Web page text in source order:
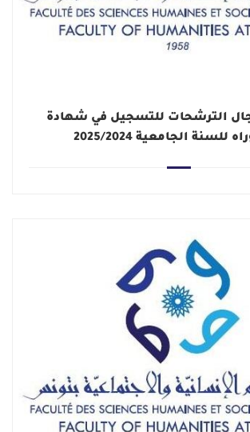
الترشحات للتسجيل في شهادة
للسنة الجامعية 2025/2024